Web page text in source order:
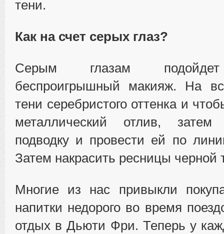
тени.
Как на счет серых глаз?
Серым глазам
беспроигрышный макияж. На
тени серебристого оттенка и
металлический отлив,
подводку и провести ей по
Затем накрасить ресницы
Многие из нас привыкли
напитки недорого во время
отдых в Дьюти Фри. Теперь у